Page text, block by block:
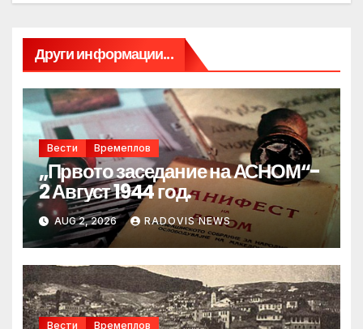
Други информации...
Вести Времеплов
„Првото заседание на АСНОМ“-
2 Август 1944 год.
AUG 2, 2026 RADOVIS NEWS
Вести Времеплов